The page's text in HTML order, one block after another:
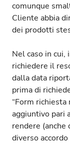
comunque
Cliente abbia
dei prodotti
Nel caso in cui,
richiedere il
dalla data
prima di
“Form
aggiuntivo pari
rendere
diverso